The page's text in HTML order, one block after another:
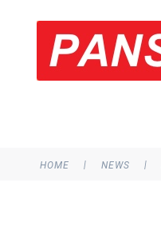
HOME | NEWS |